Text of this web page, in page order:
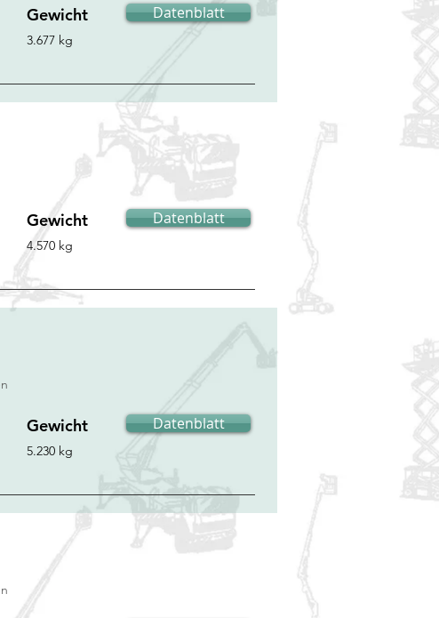
Gewicht
3.677 kg
Datenblatt
Gewicht
4.570 kg
Datenblatt
Gewicht
5.230 kg
Datenblatt